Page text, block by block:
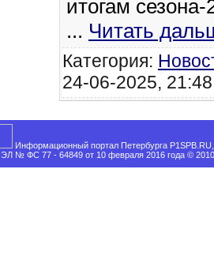
итогам
... Читать
Категория:
24-06-2025,
Информационный портал Петербурга
ЭЛ № ФС 77 - 64849 от 10 февраля 2016 года ©